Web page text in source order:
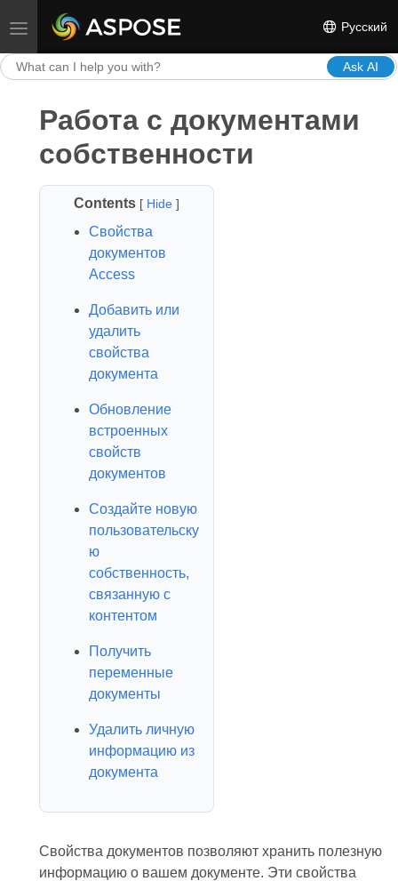
Toggle navigation Русский
Ask AI
Работа с документами
собственности
Contents [ Hide]
Свойства
документов
Access
Добавить или
удалить
свойства
документа
Обновление
встроенных
свойств
документов
Создайте новую
пользовательску
ю
собственность,
связанную с
контентом
Получить
переменные
документы
Удалить личную
информацию из
документа
Свойства документов позволяют хранить полезную
информацию о вашем документе. Эти свойства